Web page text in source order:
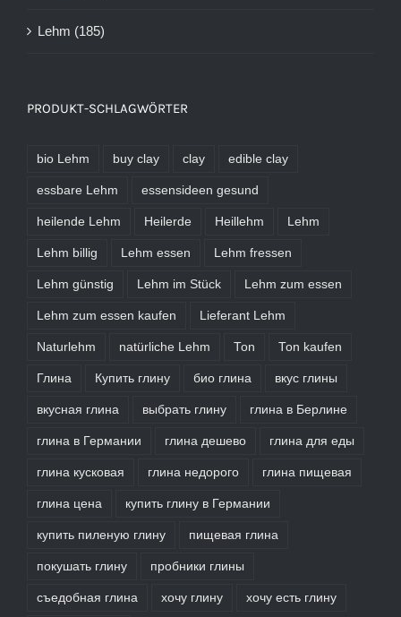
Lehm (185)
PRODUKT-SCHLAGWÖRTER
bio Lehm buy clay clay edible clay
essbare Lehm essensideen gesund
heilende Lehm Heilerde Heillehm Lehm
Lehm billig Lehm essen Lehm fressen
Lehm günstig Lehm im Stück Lehm zum essen
Lehm zum essen kaufen Lieferant Lehm
Naturlehm natürliche Lehm Ton Ton kaufen
Глина Купить глину био глина вкус глины
вкусная глина выбрать глину глина в Берлине
глина в Германии глина дешево глина для еды
глина кусковая глина недорого глина пищевая
глина цена купить глину в Германии
купить пиленую глину пищевая глина
покушать глину пробники глины
съедобная глина хочу глину хочу есть глину